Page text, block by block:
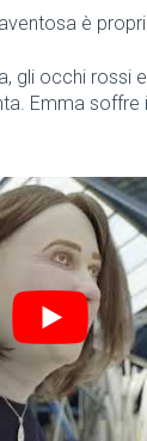
è
gli occhi rossi
Emma